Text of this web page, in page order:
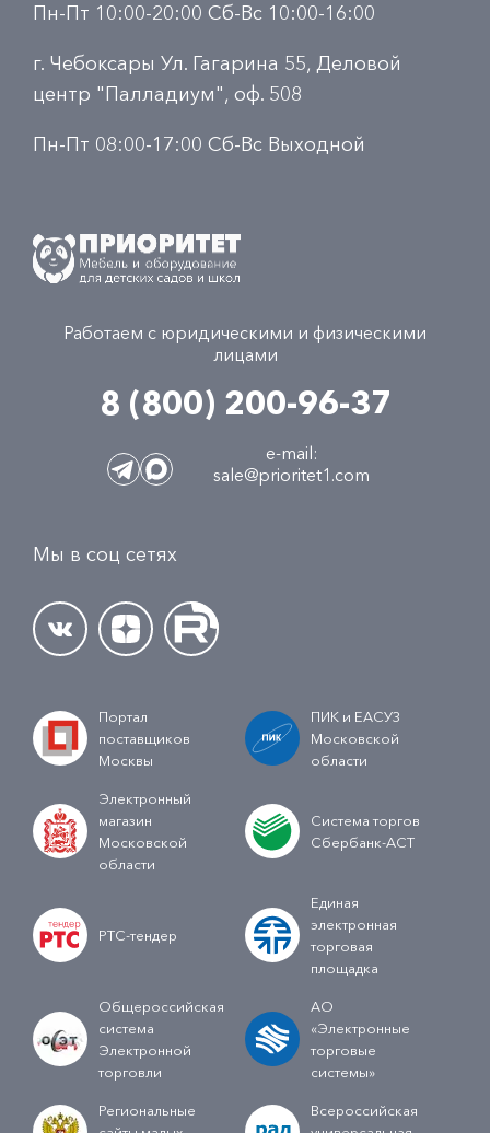
Пн-Пт 10:00-20:00 Сб-Вс 10:00-16:00
г. Чебоксары Ул. Гагарина 55, Деловой
центр "Палладиум", оф. 508
Пн-Пт 08:00-17:00 Сб-Вс Выходной
Работаем с юридическими и физическими
лицами
8 (800) 200-96-37
e-mail:
sale@prioritet1.com
Мы в соц сетях
Портал
поставщиков
Москвы
ПИК и ЕАСУЗ
Московской
области
Электронный
магазин
Московской
области
Система торгов
Сбербанк-АСТ
РТС-тендер
Единая
электронная
торговая
площадка
Общероссийская
система
Электронной
торговли
АО
«Электронные
торговые
системы»
Региональные
Всероссийская